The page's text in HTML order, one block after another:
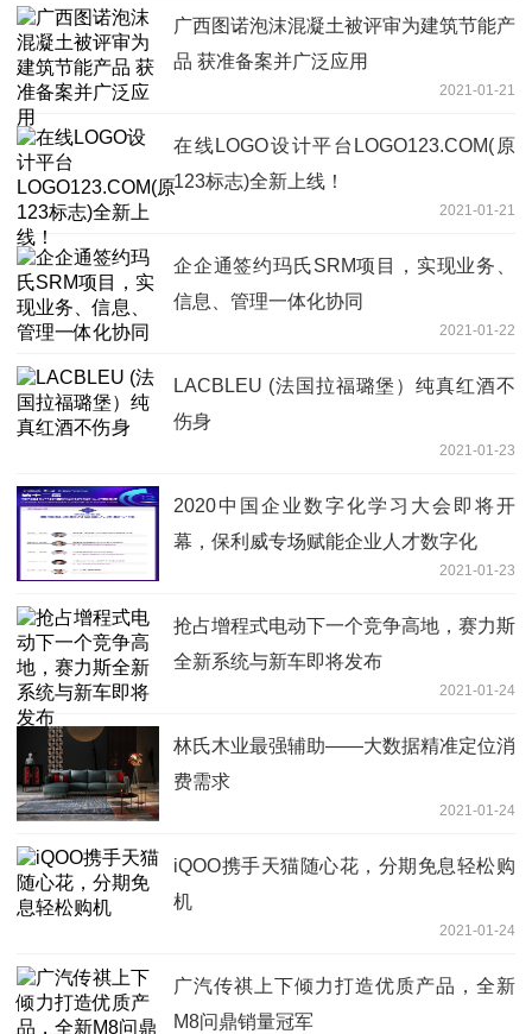
广西图诺泡沫混凝土被评审为建筑节能产
品 获准备案并广泛应用
2021-01-21
在线LOGO设计平台LOGO123.COM(原
123标志)全新上线！
2021-01-21
企企通签约玛氏SRM项目，实现业务、
信息、管理一体化协同
2021-01-22
LACBLEU (法国拉福璐堡）纯真红酒不
伤身
2021-01-23
2020中国企业数字化学习大会即将开
幕，保利威专场赋能企业人才数字化
2021-01-23
抢占增程式电动下一个竞争高地，赛力斯
全新系统与新车即将发布
2021-01-24
林氏木业最强辅助——大数据精准定位消
费需求
2021-01-24
iQOO携手天猫随心花，分期免息轻松购
机
2021-01-24
广汽传祺上下倾力打造优质产品，全新
M8问鼎销量冠军